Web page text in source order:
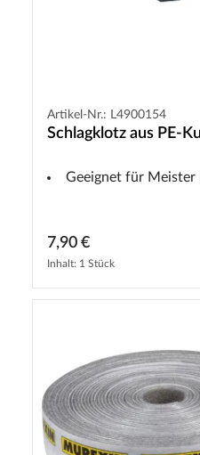
Artikel-Nr.: L4900154
Schlagklotz aus PE-
Geeignet für Meister
7,90 €
Inhalt: 1 Stück